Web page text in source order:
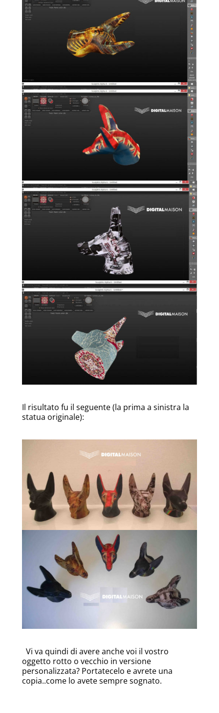
Il risultato fu il seguente (la prima a sinistra la
statua originale):
Vi va quindi di avere anche voi il vostro
oggetto rotto o vecchio in versione
personalizzata? Portatecelo e avrete una
copia..come lo avete sempre sognato.